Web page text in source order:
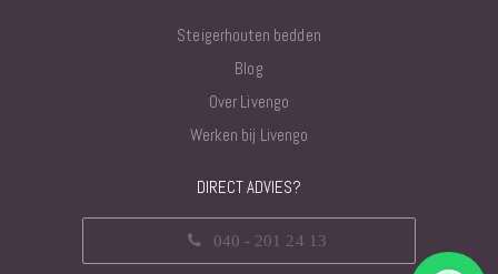
Steigerhouten bedden
Blog
Over Livengo
Werken bij Livengo
DIRECT ADVIES?
040 - 201 24 13